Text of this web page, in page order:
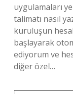
uygulamaları
talimatı nasıl
kuruluşun
başlayarak
ediyorum ve
diğer özel…